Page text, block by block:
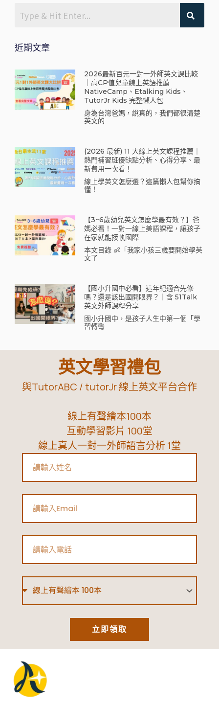
近期文章
2026最新百元一對一外師英文課比較
｜高CP值兒童線上英語推薦
NativeCamp、Etalking Kids、
TutorJr Kids 完整懶人包
身為台灣爸媽，說真的，我們都很清楚
英文的
(2026 最新) 11 大線上英文課程推薦｜
熱門補習班優缺點分析、心得分享、最
新費用一次看！
線上學英文怎麼選？這篇懶人包幫你搞
懂！
【3~6歲幼兒英文怎麼學最有效？】爸
媽必看！一對一線上美語課程，讓孩子
在家就能接軌國際
本文目錄 👶「我家小孩三歲要開始學英
文了
【國小升國中必看】這年紀適合先修
嗎？還是該出國開眼界？｜含 51Talk
英文外師課程分享
國小升國中，是孩子人生中第一個「學
習轉彎
英文學習禮包
與TutorABC / tutorJr 線上英文平台合作
線上有聲繪本100本
互動學習影片 100堂
線上真人一對一外師語言分析 1堂
立即領取